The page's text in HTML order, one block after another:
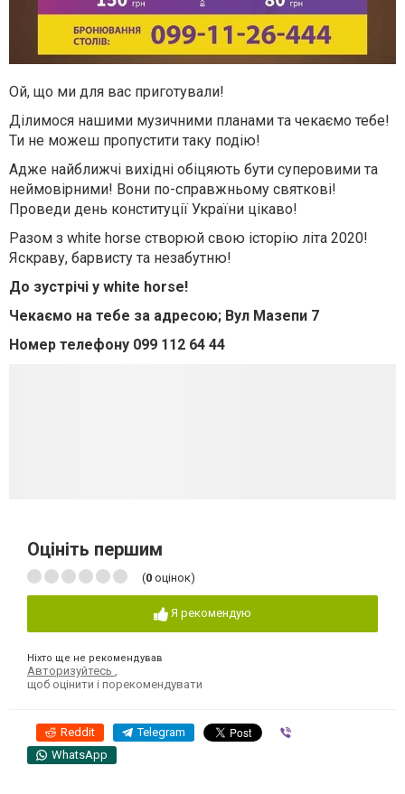
Ой, що ми для вас приготували!
Ділимося нашими музичними планами та чекаємо тебе!
Ти не можеш пропустити таку подію!
Адже найближчі вихідні обіцяють бути суперовими та
неймовірними! Вони по-справжньому святкові!
Проведи день конституції України цікаво!
Разом з white horse створюй свою історію літа 2020!
Яскраву, барвисту та незабутню!
До зустрічі у white horse!
Чекаємо на тебе за адресою; Вул Мазепи 7
Номер телефону 099 112 64 44
Оцініть першим
(0 оцінок)
Я рекомендую
Ніхто ще не рекомендував
Авторизуйтесь
щоб оцінити і порекомендувати
Reddit Telegram
WhatsApp